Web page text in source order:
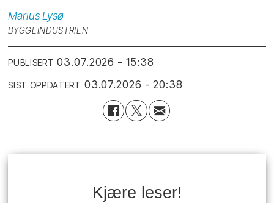
Marius Lysø
BYGGEINDUSTRIEN
PUBLISERT 03.07.2026 - 15:38
SIST OPPDATERT 03.07.2026 - 20:38
Kjære leser!